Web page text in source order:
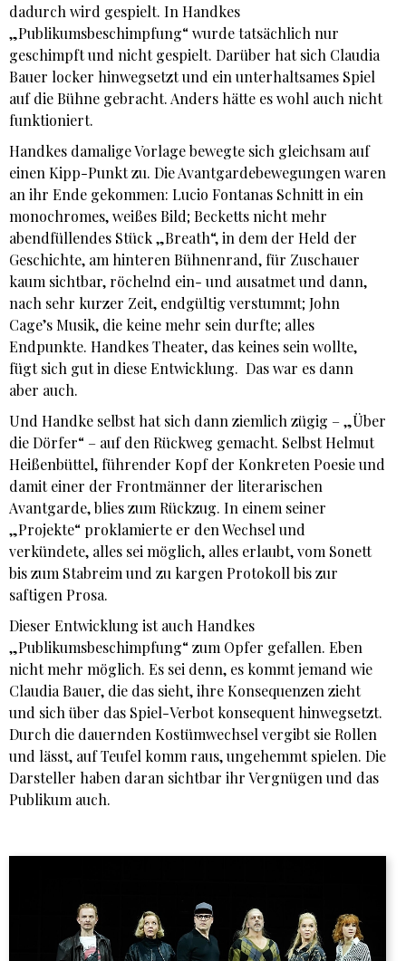
dadurch wird gespielt. In Handkes
„Publikumsbeschimpfung“ wurde tatsächlich nur
geschimpft und nicht gespielt. Darüber hat sich Claudia
Bauer locker hinwegsetzt und ein unterhaltsames Spiel
auf die Bühne gebracht. Anders hätte es wohl auch nicht
funktioniert.
Handkes damalige Vorlage bewegte sich gleichsam auf
einen Kipp-Punkt zu. Die Avantgardebewegungen waren
an ihr Ende gekommen: Lucio Fontanas Schnitt in ein
monochromes, weißes Bild; Becketts nicht mehr
abendfüllendes Stück „Breath“, in dem der Held der
Geschichte, am hinteren Bühnenrand, für Zuschauer
kaum sichtbar, röchelnd ein- und ausatmet und dann,
nach sehr kurzer Zeit, endgültig verstummt; John
Cage’s Musik, die keine mehr sein durfte; alles
Endpunkte. Handkes Theater, das keines sein wollte,
fügt sich gut in diese Entwicklung. Das war es dann
aber auch.
Und Handke selbst hat sich dann ziemlich zügig – „Über
die Dörfer“ – auf den Rückweg gemacht. Selbst Helmut
Heißenbüttel, führender Kopf der Konkreten Poesie und
damit einer der Frontmänner der literarischen
Avantgarde, blies zum Rückzug. In einem seiner
„Projekte“ proklamierte er den Wechsel und
verkündete, alles sei möglich, alles erlaubt, vom Sonett
bis zum Stabreim und zu kargen Protokoll bis zur
saftigen Prosa.
Dieser Entwicklung ist auch Handkes
„Publikumsbeschimpfung“ zum Opfer gefallen. Eben
nicht mehr möglich. Es sei denn, es kommt jemand wie
Claudia Bauer, die das sieht, ihre Konsequenzen zieht
und sich über das Spiel-Verbot konsequent hinwegsetzt.
Durch die dauernden Kostümwechsel vergibt sie Rollen
und lässt, auf Teufel komm raus, ungehemmt spielen. Die
Darsteller haben daran sichtbar ihr Vergnügen und das
Publikum auch.